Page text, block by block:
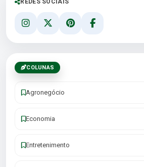
REDES SOCIAIS
COLUNAS
Agronegócio
Economia
Entretenimento